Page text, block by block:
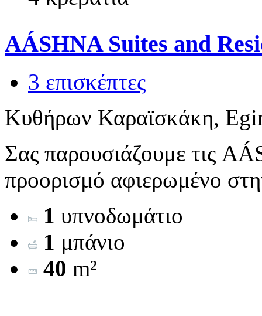
AÁSHNA Suites and
3 επισκέπτες
Κυθήρων Καραϊσκάκη,
Σας παρουσιάζουμε τις
προορισμό αφιερωμένο
1 υπνοδωμάτιο
1 μπάνιο
40 m²